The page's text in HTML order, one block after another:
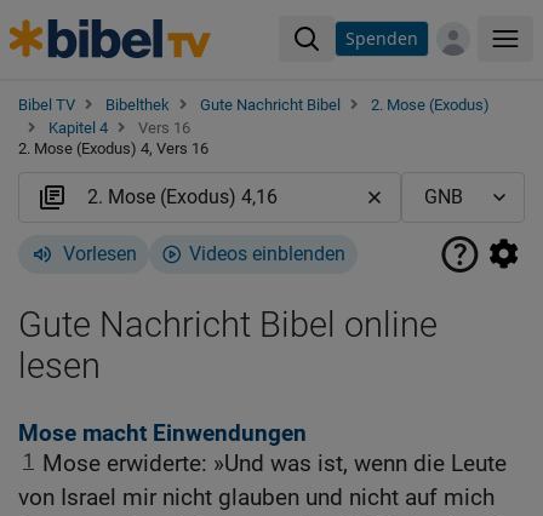
Spenden
Bibel TV Bibelthek Gute Nachricht Bibel
2. Mose (Exodus)
Kapitel 4
Vers 16
2. Mose (Exodus) 4, Vers 16
Vorlesen Videos einblenden
Gute Nachricht Bibel online
lesen
Mose macht Einwendungen
1
Mose erwiderte: »Und was ist, wenn die Leute
von Israel mir nicht glauben und nicht auf mich